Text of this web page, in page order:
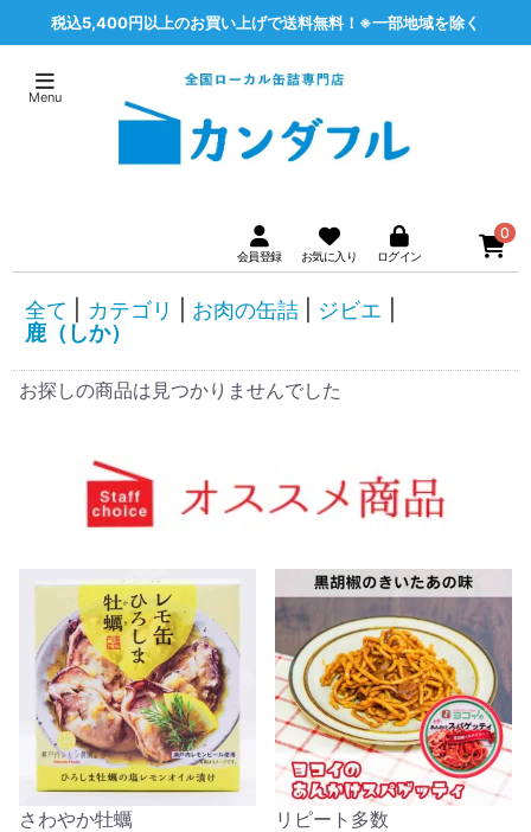
税込5,400円以上のお買い上げで送料無料！※一部地域を除く
0
全て カテゴリ お肉の缶詰 ジビエ
鹿（しか）
お探しの商品は見つかりませんでした
さわやか牡蠣 リピート多数